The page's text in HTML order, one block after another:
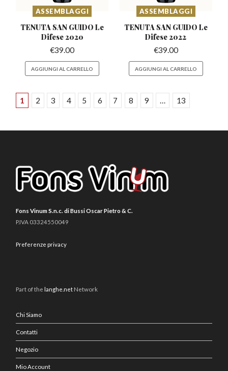
ASSEMBLAGGI
TENUTA SAN GUIDOLe
Difese 2020
€39.00
AGGIUNGI AL CARRELLO
ASSEMBLAGGI
TENUTA SAN GUIDO Le
Difese 2022
€39.00
AGGIUNGI AL CARRELLO
1 2 3 4 5 6 7 8 9 … 13
Fons Vinum S.n.c. di Bussi Oscar Pietro & C.
P.IVA 03324550049
Preferenze privacy
Part of thelanghe.net Network
Chi Siamo
Contatti
Negozio
Mio Account